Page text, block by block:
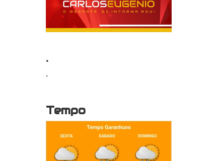
.
.
Tempo